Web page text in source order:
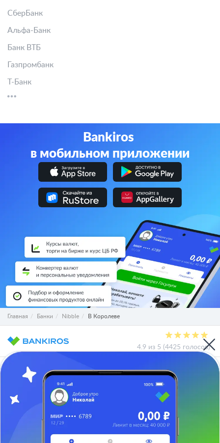
СберБанк
Альфа-Банк
Банк ВТБ
Газпромбанк
Т-Банк
Bankiros
в мобильном приложении
Главная Банки Nibble В Королеве
4.9 из 5 (4425 голосов)
О проекте СМИ о нас Авторы и эксперты
Вакансии
Реклама на сайте
Отписаться
Юридическая информация
Персональные данные
Карта сайта Деятельность в IT